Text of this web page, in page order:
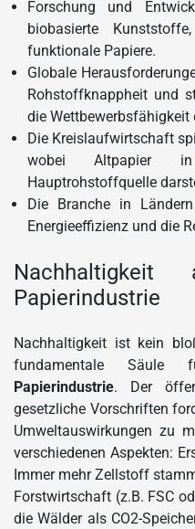
Forschung und
biobasierte
funktionale Papiere.
Globale
Rohstoffknappheit und
die Wettbewerbsfähigkeit
Die Kreislaufwirtschaft
wobei Altpapier
Hauptrohstoffquelle
Die Branche in
Energieeffizienz und die
Papierindustrie
Nachhaltigkeit ist kein
fundamentale
Papierindustrie. Der
gesetzliche Vorschriften
Umweltauswirkungen zu
verschiedenen Aspekten:
Immer mehr Zellstoff
Forstwirtschaft (z.B. FSC
die Wälder als CO2-